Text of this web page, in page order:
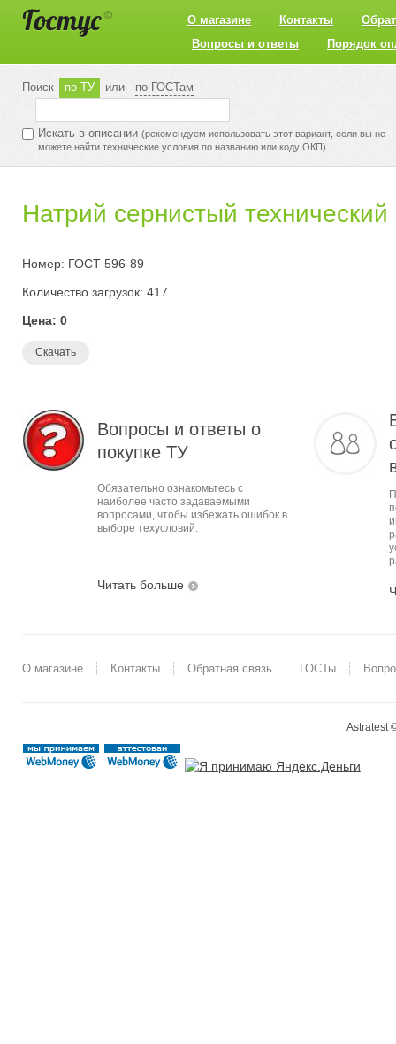
О магазине Контакты
Вопросы и ответы
Порядок
Поиск по ТУ или по ГОСТам
Искать в описании (рекомендуем использовать этот вариант, если вы не
можете найти технические условия по названию или коду ОКП)
Натрий сернистый
Номер: ГОСТ 596-89
Количество загрузок: 417
Цена: 0
Скачать
Вопросы и ответы о
покупке ТУ
Обязательно ознакомьтесь с
наиболее часто задаваемыми
вопросами, чтобы избежать ошибок в
выборе техусловий.
Читать больше
О магазине Контакты Обратная связь ГОСТы
Astratest